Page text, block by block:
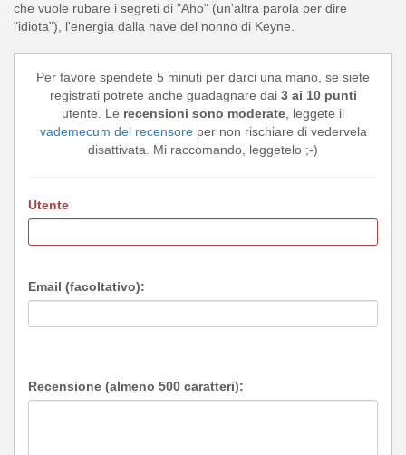
che vuole rubare i segreti di "Aho" (un'altra parola per dire
"idiota"), l'energia dalla nave del nonno di Keyne.
Per favore spendete 5 minuti per darci una mano, se siete
registrati potrete anche guadagnare dai 3 ai 10 punti
utente. Le recensioni sono moderate, leggete il
vademecum del recensoreper non rischiare di vedervela
disattivata. Mi raccomando, leggetelo ;-)
Utente
Email (facoltativo):
Recensione (almeno 500 caratteri):